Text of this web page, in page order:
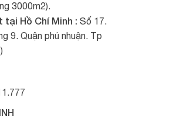
3000m2).
Hồ Chí Minh : Số 17.
9. Quận phú nhuận. Tp